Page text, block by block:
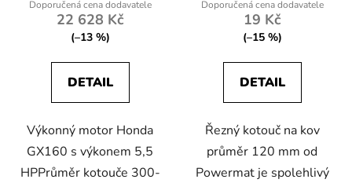
22 628 Kč
(–13 %)
DETAIL
Výkonný motor Honda
GX160 s výkonem 5,5
HPPrůměr kotouče 300-
19 Kč
(–15 %)
DETAIL
Řezný kotouč na kov
průměr 120 mm od
Powermat je spolehlivý